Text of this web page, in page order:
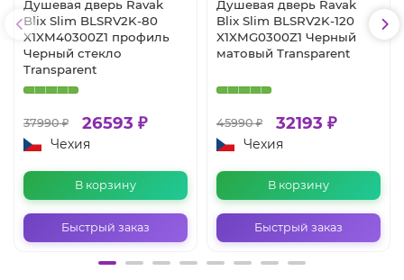
Душевая дверь Ravak
Blix Slim BLSRV2K-80
X1XM40300Z1 профиль
Черный стекло
Transparent
37990 ₽ 26593 ₽
Чехия
В корзину
Быстрый заказ
Душевая дверь Ravak
Blix Slim BLSRV2K-120
X1XMG0300Z1 Черный
матовый Transparent
45990 ₽ 32193 ₽
Чехия
В корзину
Быстрый заказ